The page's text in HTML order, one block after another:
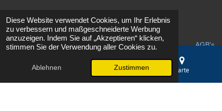
Diese Website verwendet Cookies, um Ihr Erlebnis
zu verbessern und maßgeschneiderte Werbung
anzuzeigen. Indem Sie auf „Akzeptieren“ klicken,
stimmen Sie der Verwendung aller Cookies zu.
Ablehnen Zustimmen
t
u
n
e
r
n
e
r
n
e
e
r
n
e
e
r
n
e
e
r
n
u
n
g
a
b
s
n
d
Impressum
Datenschutz
AGB's
© 2025 - 2026 Fördertechnik & Siebanlagen Saarbrücken | Con-
E-Mail Telefon Karte